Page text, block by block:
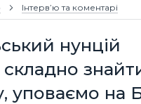
Інтерв’ю та коментарі
нунцій
складно
уповаємо на